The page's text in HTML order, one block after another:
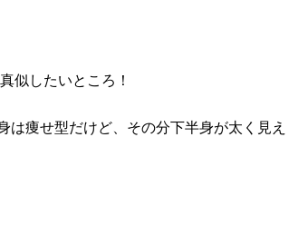
似したいところ！
は痩せ型だけど、その分下半身が太く見え